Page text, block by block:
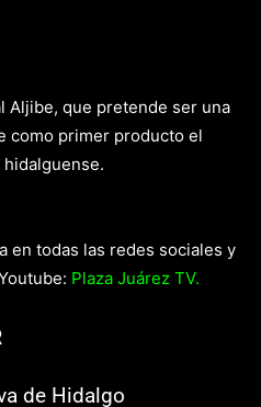
Aljibe, que pretende ser una
como primer producto el
en todas las redes sociales y
Plaza Juárez TV.
de Hidalgo